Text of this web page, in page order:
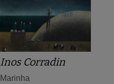
Inos Corradin
Marinha